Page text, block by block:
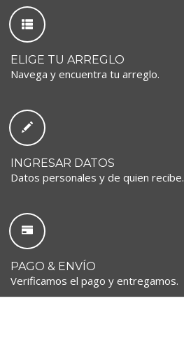
ELIGE TU ARREGLO
Navega y encuentra tu arreglo.
INGRESAR DATOS
Datos personales y de quien recibe.
PAGO & ENVÍO
Verificamos el pago y entregamos.